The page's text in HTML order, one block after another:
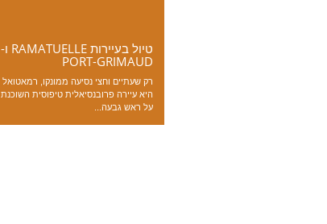
טיול בעיירות RAMATUELLE ו-
PORT-GRIMAUD
רק שעתיים וחצי נסיעה ממונקו, רמאטואל
היא עיירה פרובנסיאלית טיפוסית השוכנת
על ראש גבעה...